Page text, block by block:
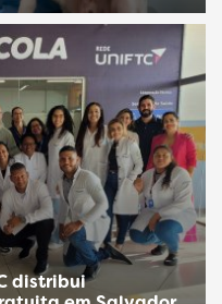
distribui